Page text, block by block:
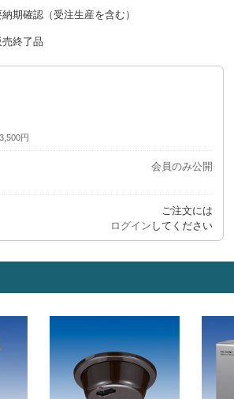
納期確認（受注生産を含む）
売終了品
3,500円
会員のみ公開
ご注文には
ログイン してください